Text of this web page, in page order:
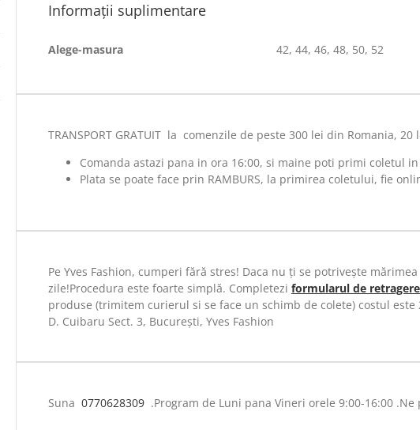
Informații suplimentare
Alege-masura 42, 44, 46, 48, 50, 52
TRANSPORT GRATUIT la comenzile de peste 300 lei din Romania,
Comanda astazi pana in ora 16:00, si maine poti primi coletul
Plata se poate face prin RAMBURS, la primirea coletului, fie
Pe Yves Fashion, cumperi fără stres! Daca nu ți se potrivește
zile!Procedura este foarte simplă. Completezi formularul de retragere
produse (trimitem curierul si se face un schimb de colete) costul
D. Cuibaru Sect. 3, București, Yves Fashion
Suna 0770628309.Program de Luni pana Vineri orele 9:00-16:00 .Ne